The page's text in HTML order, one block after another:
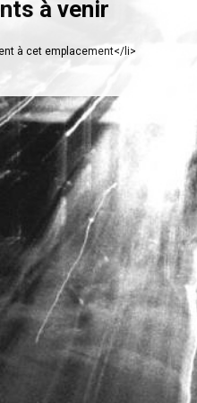
à venir
à cet emplacement</li>